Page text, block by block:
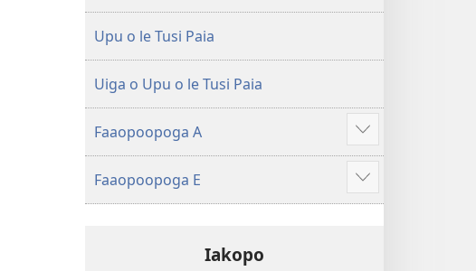
i
2013)
Upu o le Tusi Paia
Uiga o Upu o le Tusi Paia
Faaopoopoga A
Faaali
isi
mea
Faaopoopoga E
Faaali
isi
Iakopo